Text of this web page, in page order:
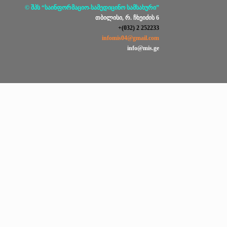
© შპს “საინფორმაციო-სამედიცინო სამსახური”
თბილისი, რ. ჩხეიძის 6
+(032) 2 252233
infomis04@gmail.com
info@mis.ge